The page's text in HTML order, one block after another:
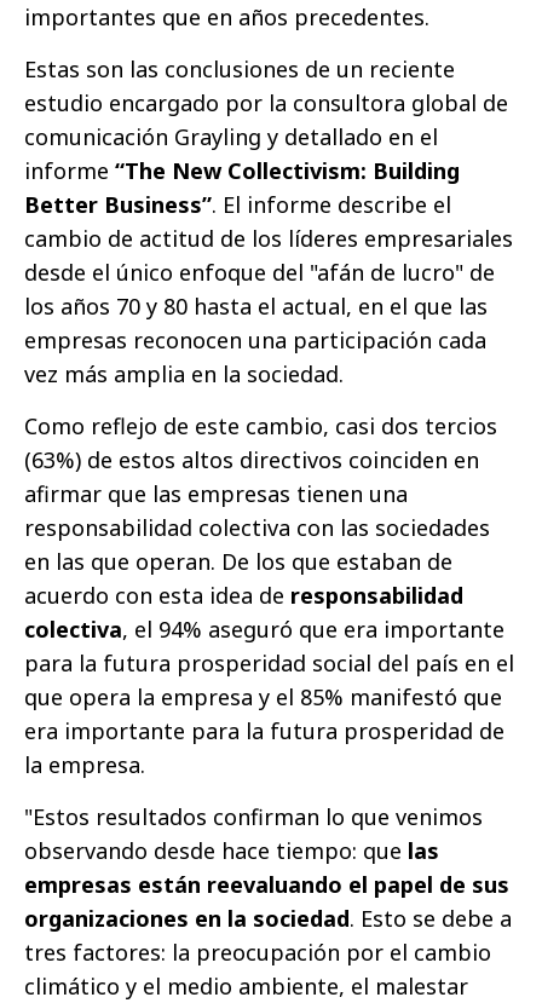
importantes que en años precedentes.
Estas son las conclusiones de un reciente
estudio encargado por la consultora global de
comunicación Grayling y detallado en el
informe “The New Collectivism: Building
Better Business”. El informe describe el
cambio de actitud de los líderes empresariales
desde el único enfoque del "afán de lucro" de
los años 70 y 80 hasta el actual, en el que las
empresas reconocen una participación cada
vez más amplia en la sociedad.
Como reflejo de este cambio, casi dos tercios
(63%) de estos altos directivos coinciden en
afirmar que las empresas tienen una
responsabilidad colectiva con las sociedades
en las que operan. De los que estaban de
acuerdo con esta idea de responsabilidad
colectiva, el 94% aseguró que era importante
para la futura prosperidad social del país en el
que opera la empresa y el 85% manifestó que
era importante para la futura prosperidad de
la empresa.
"Estos resultados confirman lo que venimos
observando desde hace tiempo: que las
empresas están reevaluando el papel de sus
organizaciones en la sociedad. Esto se debe a
tres factores: la preocupación por el cambio
climático y el medio ambiente, el malestar